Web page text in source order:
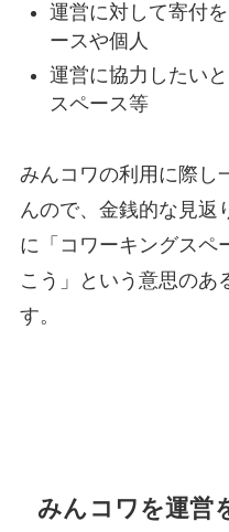
運営に対して寄付
ースや個人
運営に協力したい
スペース等
みんコワの利用に際し
んので、金銭的な見返
に「コワーキングスペ
こう」という意思のあ
す。
みんコワを運営